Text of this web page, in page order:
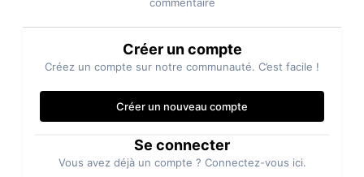
Créer un compte
Créez un compte sur notre communauté. C’est facile !
Créer un nouveau compte
Se connecter
Vous avez déjà un compte ? Connectez-vous ici.